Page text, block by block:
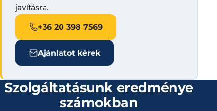
javításra.
+36 20 398 7569
Ajánlatot kérek
Szolgáltatásunk eredménye
számokban